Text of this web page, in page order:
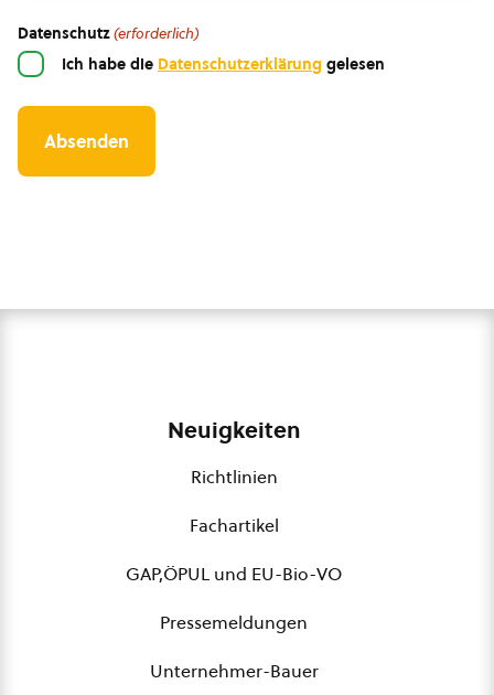
Datenschutz(erforderlich)
Ich habe die Datenschutzerklärung gelesen
Neuigkeiten
Richtlinien
Fachartikel
GAP,ÖPUL und EU-Bio-VO
Pressemeldungen
Unternehmer-Bauer